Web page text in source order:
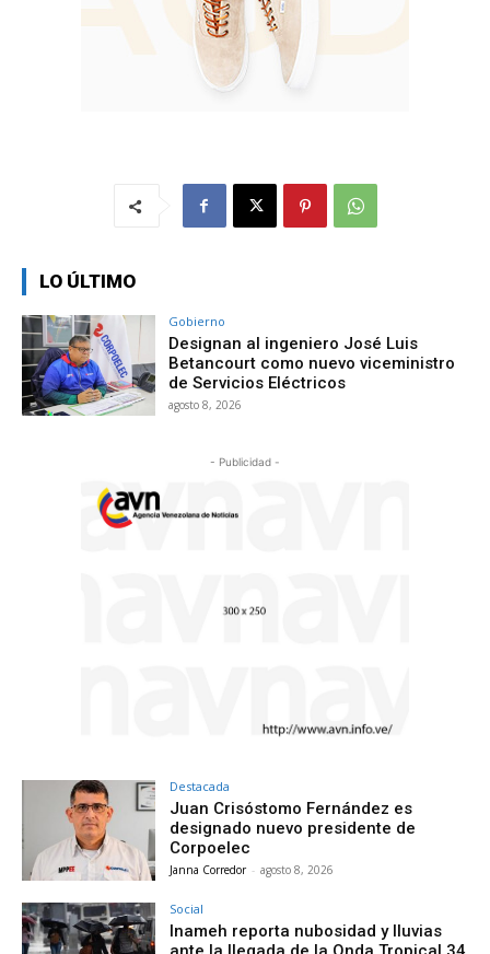
LO ÚLTIMO
Gobierno
Designan al ingeniero José Luis
Betancourt como nuevo viceministro
de Servicios Eléctricos
agosto 8, 2026
- Publicidad -
Destacada
Juan Crisóstomo Fernández es
designado nuevo presidente de
Corpoelec
Janna Corredor - agosto 8, 2026
Social
Inameh reporta nubosidad y lluvias